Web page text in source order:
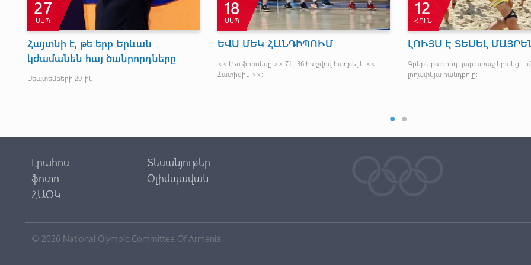
27
ՍԵՊ
Հայտնի է, թե երբ Երևան
կժամանեն հայ ծանրորդները
Սեպտեմբերի 29-ին:
18
ՍԵՊ
ԵՎՍ ՄԵԿ ՀԱՆԴԻՊՈՒՄ
<< Լես ֆոքսեսը >> 71 ։ 36 հաշվով հաղթել է <<
Հատիսին >>։
12
ՀՈՒՆ
ԼՈՒՅՍ Է ՏԵՍԵԼ
Գրեթե քառորդ դար առաջ նրանց է
լողափնյա հանդբոլը:
Լրահոս
Տեսանյութեր
ֆոտո
Օլիմպավան
ՀԱՕԿ
© 2026 National Olympic Committee Of Armenia